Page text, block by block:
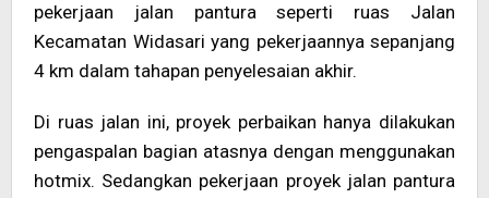
pekerjaan jalan pantura seperti ruas Jalan
Kecamatan Widasari yang pekerjaannya sepanjang
4 km dalam tahapan penyelesaian akhir.
Di ruas jalan ini, proyek perbaikan hanya dilakukan
pengaspalan bagian atasnya dengan menggunakan
hotmix. Sedangkan pekerjaan proyek jalan pantura